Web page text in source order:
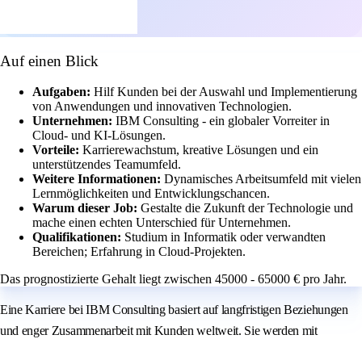
Auf einen Blick
Aufgaben: Hilf Kunden bei der Auswahl und Implementierung
von Anwendungen und innovativen Technologien.
Unternehmen: IBM Consulting - ein globaler Vorreiter in
Cloud- und KI-Lösungen.
Vorteile: Karrierewachstum, kreative Lösungen und ein
unterstützendes Teamumfeld.
Weitere Informationen: Dynamisches Arbeitsumfeld mit vielen
Lernmöglichkeiten und Entwicklungschancen.
Warum dieser Job: Gestalte die Zukunft der Technologie und
mache einen echten Unterschied für Unternehmen.
Qualifikationen: Studium in Informatik oder verwandten
Bereichen; Erfahrung in Cloud-Projekten.
Das prognostizierte Gehalt liegt zwischen 45000 - 65000 € pro Jahr.
Eine Karriere bei IBM Consulting basiert auf langfristigen Beziehungen
und enger Zusammenarbeit mit Kunden weltweit. Sie werden mit